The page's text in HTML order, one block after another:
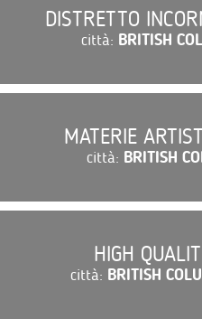
DISTRETTO
città: BRITISH
MATERIE
città: BRITISH
HIGH
città: BRITISH